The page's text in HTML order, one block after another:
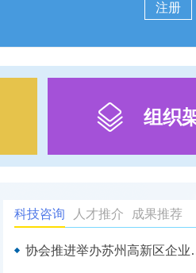
注册
组织
科技咨询 人才推介 成果推荐
协会推进举办苏州高新区企业质量管理能力 提升与实验室CNAS体系对标培训活动